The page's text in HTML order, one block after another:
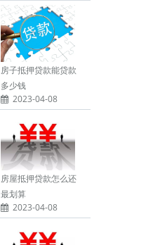
房子抵押贷款能贷款
多少钱
2023-04-08
房屋抵押贷款怎么还
最划算
2023-04-08